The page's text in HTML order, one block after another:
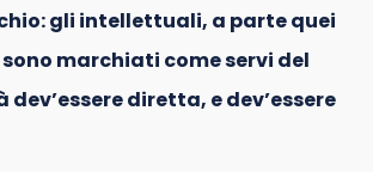
gli intellettuali, a parte quei
marchiati come servi del
diretta, e dev’essere